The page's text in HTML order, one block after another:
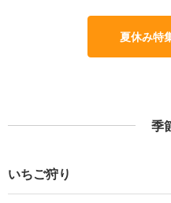
夏休み特
季
いちご狩り